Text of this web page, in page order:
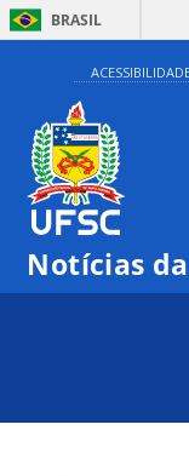
BRASIL
Notícias da